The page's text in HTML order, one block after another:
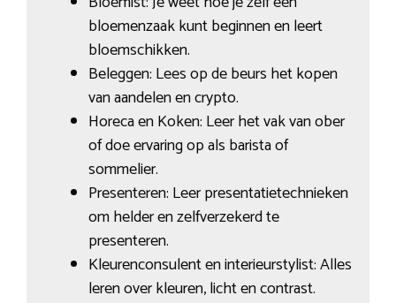
bloemenzaak kunt beginnen en leert
bloemschikken.
Beleggen: Lees op de beurs het kopen
van aandelen en crypto.
Horeca en Koken: Leer het vak van ober
of doe ervaring op als barista of
sommelier.
Presenteren: Leer presentatietechnieken
om helder en zelfverzekerd te
presenteren.
Kleurenconsulent en interieurstylist: Alles
leren over kleuren, licht en contrast.